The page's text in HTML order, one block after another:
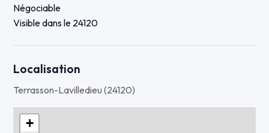
Négociable
Visible dans le 24120
Localisation
Terrasson-Lavilledieu (24120)
+